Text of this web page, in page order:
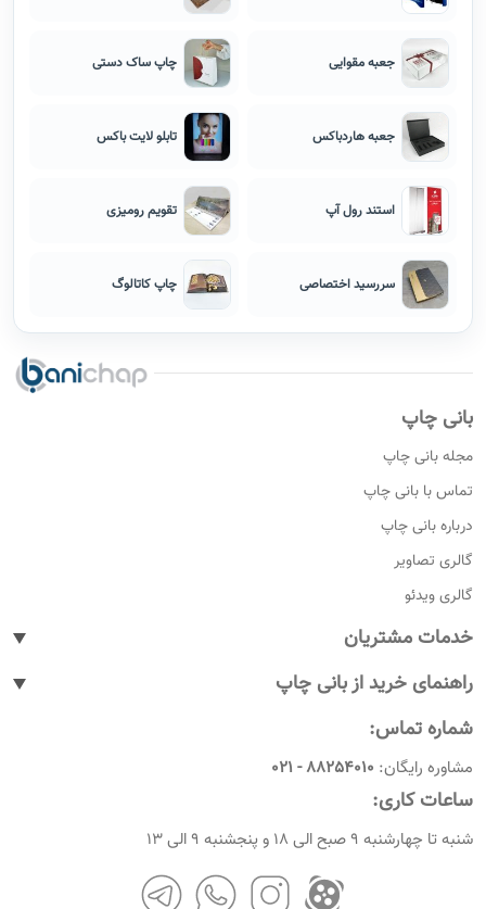
جعبه مقوایی چاپ ساک دستی
جعبه هاردباکس تابلو لایت باکس
استند رول آپ تقویم رومیزی
سررسید اختصاصی چاپ کاتالوگ
بانی چاپ
مجله بانی چاپ
تماس با بانی چاپ
درباره بانی چاپ
گالری تصاویر
گالری ویدئو
خدمات مشتریان
پیگیری سفارشات
رویه های بازگرداندن کالا
شرایط و قوانین
راهنمای خرید از بانی چاپ
نحوه ثبت سفارش
نحوه ثبت نام
نحوه ارسال سفارشات
شماره تماس:
مشاوره رایگان: 88254010 - 021
ساعات کاری:
شنبه تا چهارشنبه 9 صبح الی 18 و پنجشنبه 9 الی 13